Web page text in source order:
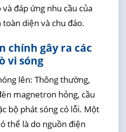
đáp ứng nhu cầu của
diện và chu đáo.
chính gây ra các
vi sóng
lên: Thông thường,
magnetron hỏng, cầu
bộ phát sóng có lỗi. Một
thể là do nguồn điện